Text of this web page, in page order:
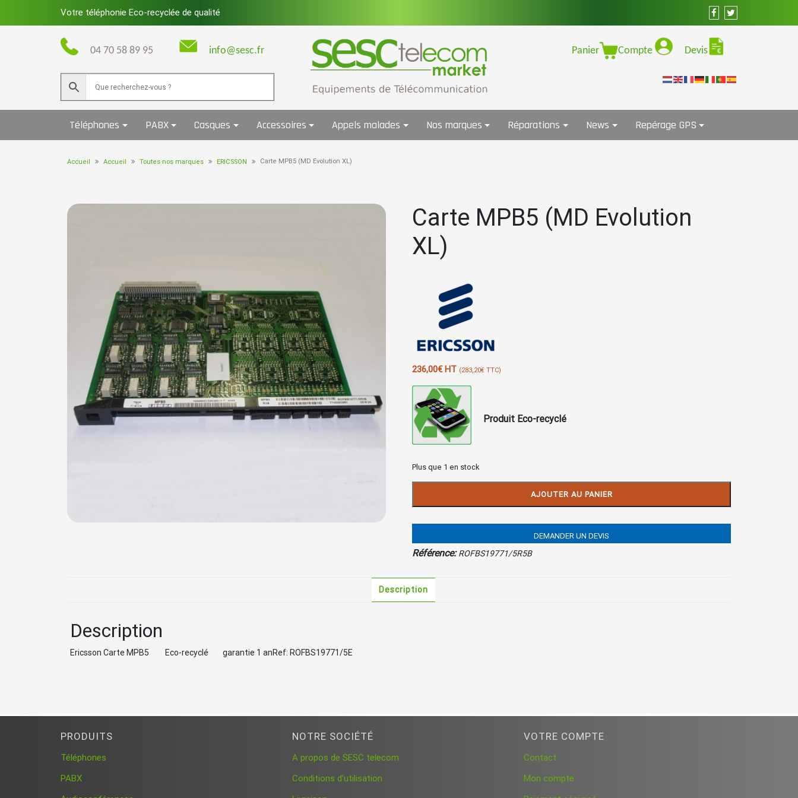
Votre téléphonie Eco-recyclée de qualité
04 70 58 89 95 info@sesc.fr Panier Compte Devis
Téléphones PABX Casques Accessoires Appels malades Nos marques Réparations News Repérage GPS
Accueil Accueil Toutes nos marques ERICSSON Carte MPB5 (MD Evolution XL)
Carte MPB5 (MD Evolution
XL)
236,00€HT (283,20€ TTC)
Produit Eco-recyclé
Plus que 1 en stock
quantité
Carte
MPB5
Evolution
XL)
AJOUTER AU PANIER
DEMANDER UN DEVIS
Référence:ROFBS19771/5R5B
Description
Description
Ericsson Carte MPB5 Eco-recyclé garantie 1 anRef: ROFBS19771/5E
PRODUITS
Téléphones
PABX
NOTRE SOCIÉTÉ
A propos de SESC telecom
Conditions d’utilisation
VOTRE COMPTE
Contact
Mon compte